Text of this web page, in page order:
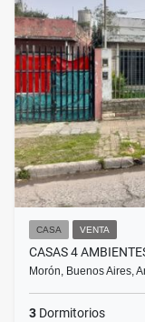
CASA VENTA
CASAS 4
Morón, Buenos Aires,
3 Dormitorios